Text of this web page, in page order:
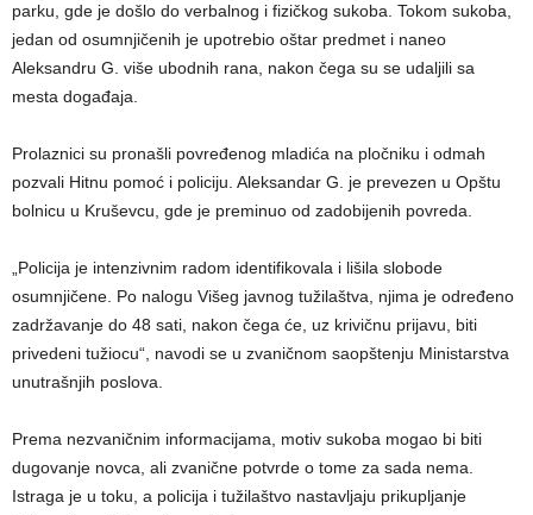
parku, gde je došlo do verbalnog i fizičkog sukoba. Tokom sukoba,
jedan od osumnjičenih je upotrebio oštar predmet i naneo
Aleksandru G. više ubodnih rana, nakon čega su se udaljili sa
mesta događaja.
Prolaznici su pronašli povređenog mladića na pločniku i odmah
pozvali Hitnu pomoć i policiju. Aleksandar G. je prevezen u Opštu
bolnicu u Kruševcu, gde je preminuo od zadobijenih povreda.
„Policija je intenzivnim radom identifikovala i lišila slobode
osumnjičene. Po nalogu Višeg javnog tužilaštva, njima je određeno
zadržavanje do 48 sati, nakon čega će, uz krivičnu prijavu, biti
privedeni tužiocu“, navodi se u zvaničnom saopštenju Ministarstva
unutrašnjih poslova.
Prema nezvaničnim informacijama, motiv sukoba mogao bi biti
dugovanje novca, ali zvanične potvrde o tome za sada nema.
Istraga je u toku, a policija i tužilaštvo nastavljaju prikupljanje